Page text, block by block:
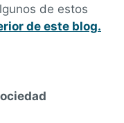
de estos
de este blog.